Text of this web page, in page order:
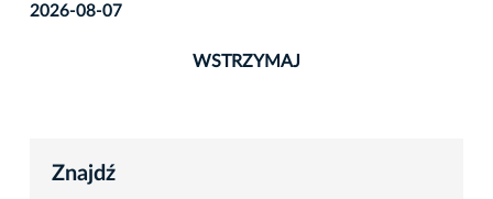
2026-08-07
WSTRZYMAJ
Znajdź